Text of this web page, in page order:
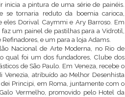
inicia a pintura de uma série de painéis.
tornaria reduto da boemia carioca,
eles Dorival Caymmi e Ary Barroso. Em
um painel de pastilhas para a Vidrotil,
e um para a loja Adams.
Nacional de Arte Moderna, no Rio de
qual foi um dos fundadores, Clube dos
de São Paulo. Em Veneza, recebe o
atribuído ao Melhor Desenhista
Principi, em Roma, juntamente com o
Vermelho, promovido pelo Hotel da